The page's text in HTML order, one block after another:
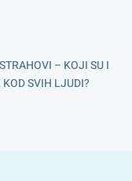
– KOJI SU I
SVIH LJUDI?